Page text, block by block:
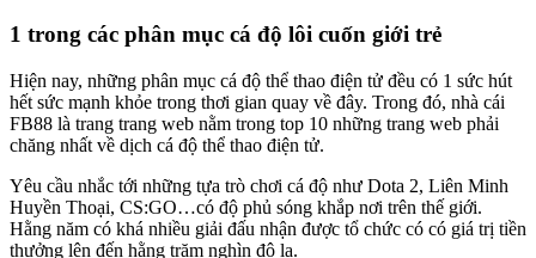
1 trong các phân mục cá độ lôi cuốn giới trẻ
Hiện nay, những phân mục cá độ thể thao điện tử đều có 1 sức hút
hết sức mạnh khỏe trong thơi gian quay về đây. Trong đó, nhà cái
FB88 là trang trang web nằm trong top 10 những trang web phải
chăng nhất về dịch cá độ thể thao điện tử.
Yêu cầu nhắc tới những tựa trò chơi cá độ như Dota 2, Liên Minh
Huyền Thoại, CS:GO…có độ phủ sóng khắp nơi trên thế giới.
Hằng năm có khá nhiều giải đấu nhận được tổ chức có có giá trị tiền
thưởng lên đến hằng trăm nghìn đô la.